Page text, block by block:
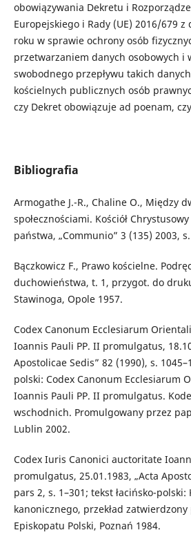
obowiązywania Dekretu i
Europejskiego i Rady (UE) 2016/679
roku w sprawie ochrony osób
przetwarzaniem danych osobowych i
swobodnego przepływu takich
kościelnych publicznych osób
czy Dekret obowiązuje ad poenam,
Bibliografia
Armogathe J.-R., Chaline O., Między
społecznościami. Kościół
państwa, „Communio” 3 (135) 2003,
Bączkowicz F., Prawo kościelne.
duchowieństwa, t. 1, przygot. do
Stawinoga, Opole 1957.
Codex Canonum Ecclesiarum
Ioannis Pauli PP. II promulgatus,
Apostolicae Sedis” 82 (1990), s.
polski: Codex Canonum Ecclesiarum
Ioannis Pauli PP. II promulgatus.
wschodnich. Promulgowany przez
Lublin 2002.
Codex Iuris Canonici auctoritate
promulgatus, 25.01.1983, „Acta
pars 2, s. 1–301; tekst łacińsko-polski:
kanonicznego, przekład
Episkopatu Polski, Poznań 1984.